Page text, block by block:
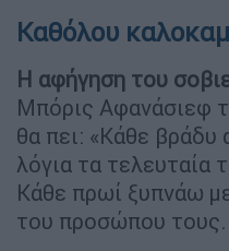
Καθόλου
Η αφήγηση του
Μπόρις Αφανάσιεφ
θα πει: «Κάθε
λόγια τα τελευταία
Κάθε πρωί ξυπνάω
του προσώπου